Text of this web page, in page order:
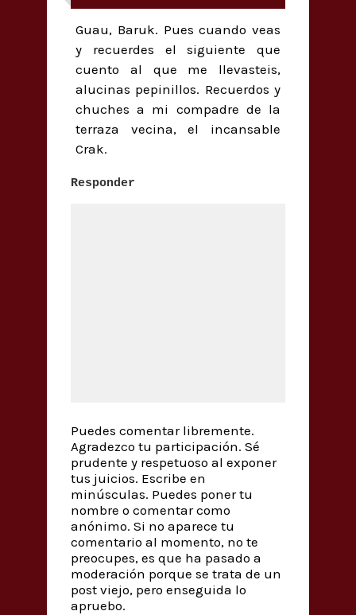
Guau, Baruk. Pues cuando veas
y recuerdes el siguiente que
cuento al que me llevasteis,
alucinas pepinillos. Recuerdos y
chuches a mi compadre de la
terraza vecina, el incansable
Crak.
Responder
Puedes comentar libremente.
Agradezco tu participación. Sé
prudente y respetuoso al exponer
tus juicios. Escribe en
minúsculas. Puedes poner tu
nombre o comentar como
anónimo. Si no aparece tu
comentario al momento, no te
preocupes, es que ha pasado a
moderación porque se trata de un
post viejo, pero enseguida lo
apruebo.